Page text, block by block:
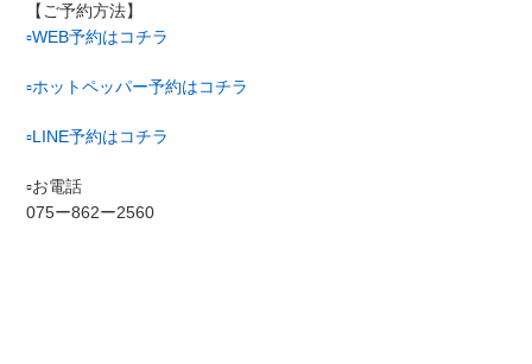
【ご予約方法】
▫︎WEB予約はコチラ
▫︎ホットペッパー予約はコチラ
▫︎LINE予約はコチラ
▫︎お電話
075ー862ー2560